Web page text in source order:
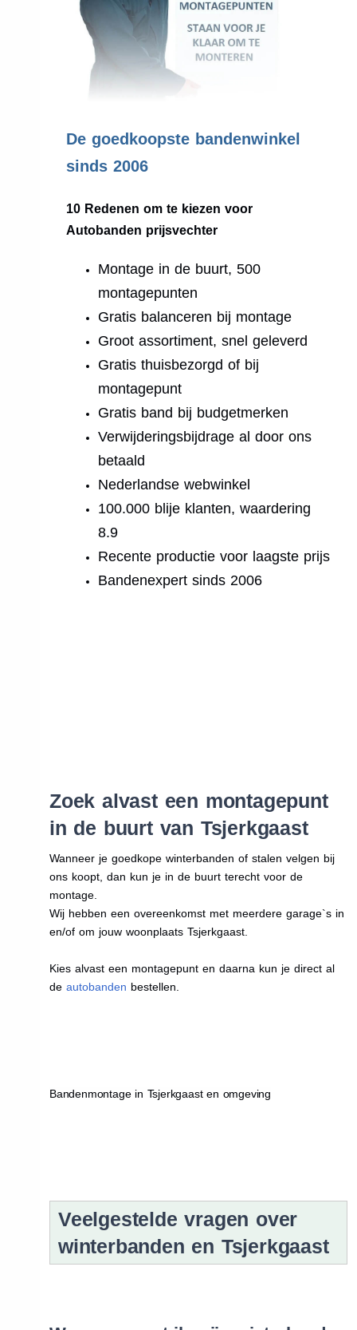
De goedkoopste bandenwinkel
sinds 2006
10 Redenen om te kiezen voor
Autobanden prijsvechter
Montage in de buurt, 500
montagepunten
Gratis balanceren bij montage
Groot assortiment, snel geleverd
Gratis thuisbezorgd of bij
montagepunt
Gratis band bij budgetmerken
Verwijderingsbijdrage al door ons
betaald
Nederlandse webwinkel
100.000 blije klanten, waardering
8.9
Recente productie voor laagste prijs
Bandenexpert sinds 2006
Zoek alvast een montagepunt
in de buurt van Tsjerkgaast
Wanneer je goedkope winterbanden of stalen velgen bij
ons koopt, dan kun je in de buurt terecht voor de
montage.
Wij hebben een overeenkomst met meerdere garage`s in
en/of om jouw woonplaats Tsjerkgaast.
Kies alvast een montagepunt en daarna kun je direct al
de autobanden bestellen.
Bandenmontage in Tsjerkgaast en omgeving
Veelgestelde vragen over
winterbanden en Tsjerkgaast